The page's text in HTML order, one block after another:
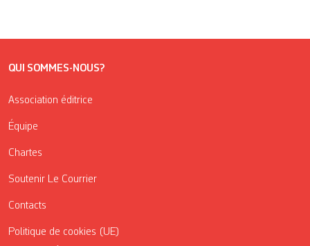
QUI SOMMES-NOUS?
Association éditrice
Équipe
Chartes
Soutenir Le Courrier
Contacts
Politique de cookies (UE)